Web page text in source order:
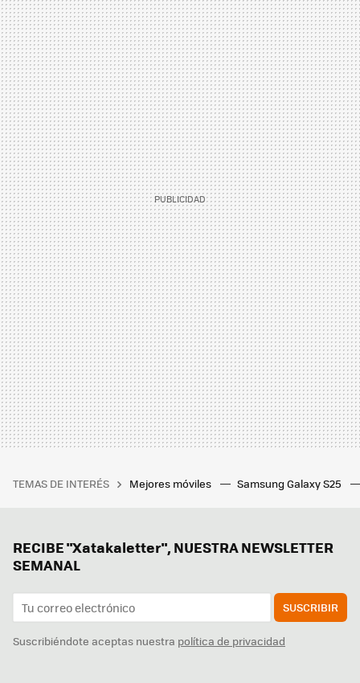
TEMAS DE INTERÉS Mejores móviles Samsung Galaxy S25
RECIBE "Xatakaletter", NUESTRA NEWSLETTER
SEMANAL
SUSCRIBIR
Suscribiéndote aceptas nuestra política de privacidad